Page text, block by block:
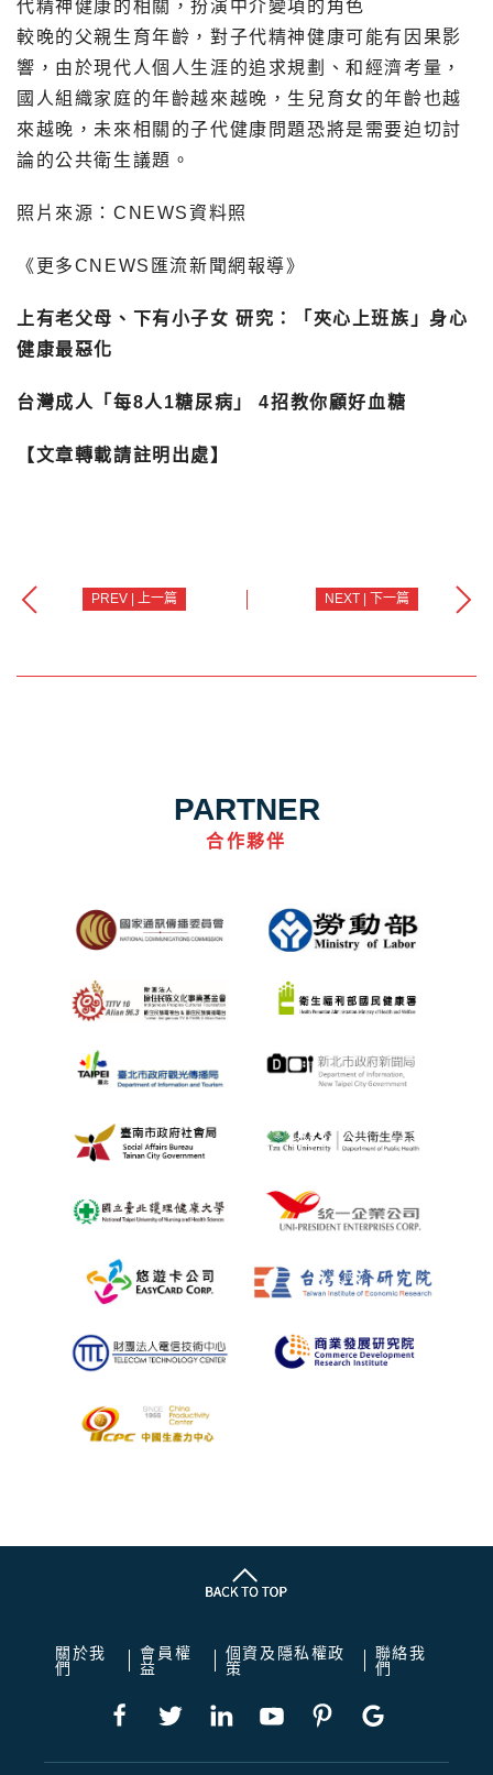
代精神健康的相關，扮演中介變項的角色
較晚的父親生育年齡，對子代精神健康可能有因果影
響，由於現代人個人生涯的追求規劃、和經濟考量，
國人組織家庭的年齡越來越晚，生兒育女的年齡也越
來越晚，未來相關的子代健康問題恐將是需要迫切討
論的公共衛生議題。
照片來源：CNEWS資料照
《更多CNEWS匯流新聞網報導》
上有老父母、下有小子女 研究：「夾心上班族」身心
健康最惡化
台灣成人「每8人1糖尿病」 4招教你顧好血糖
【文章轉載請註明出處】
PREV | 上一篇 NEXT | 下一篇
PARTNER
合作夥伴
關於我
們
會員權
益
個資及隱私權政
策
聯絡我
們